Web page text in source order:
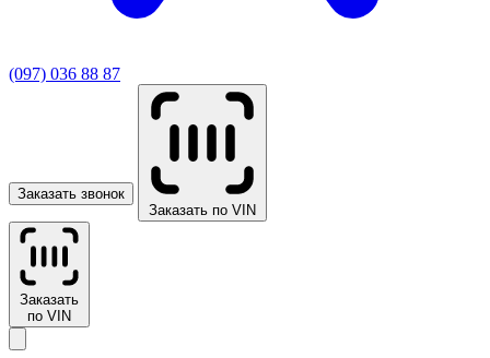
(097) 036 88 87
Заказать звонок
Заказать по VIN
Заказать
по VIN